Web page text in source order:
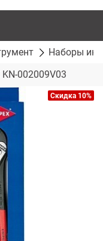
Наборы
002009V03
Скидка 10%